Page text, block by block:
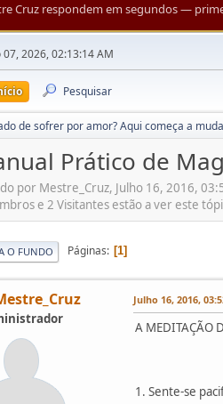
Cruz respondem em segundos —
2026, 02:13:14 AM
Pesquisar
de sofrer por amor? Aqui começa a
Prático de
por Mestre_Cruz, Julho 16, 2016,
e 2 Visitantes estão a ver este
O FUNDO Páginas 1
Julho 16, 2016,
A MEDITAÇÃO
1. Sente-se